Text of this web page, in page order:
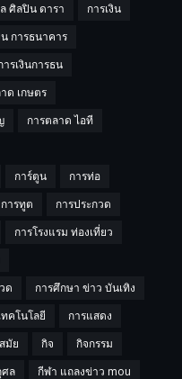
ศิลปิน ดารา
การเงิน
น การธนาคาร
ารเงินการธน
ด เกษตร
การตลาด ไอที
การ์ตูน
การท่อ
การทูต
การประกวด
การโรงแรม ท่องเที่ยว
ด
การศึกษา ข่าว บันเทิง
คโนโลยี
การแสดง
มัย กิจ
กิจกรรม
ศล กีฬา แถลงข่าว mou